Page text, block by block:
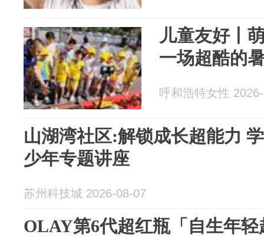
儿童友好丨
一场超酷的
呼和浩特女性
山湖湾社区:解锁成长超能力
少年专题讲座
苏州科技城 2026-08-07
OLAY第6代超红瓶「自生年